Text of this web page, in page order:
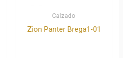
Calzado
Zion Panter Brega1-01